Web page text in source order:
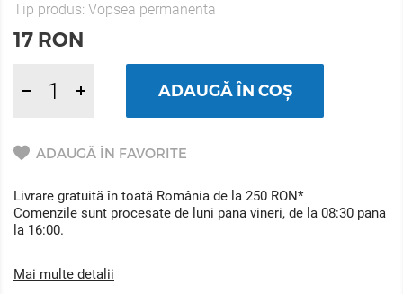
Tip produs: Vopsea permanenta
17 RON
ADAUGĂ ÎN COȘ
ADAUGĂ ÎN FAVORITE
Livrare gratuită în toată România de la 250 RON*
Comenzile sunt procesate de luni pana vineri, de la 08:30 pana
la 16:00.
Mai multe detalii